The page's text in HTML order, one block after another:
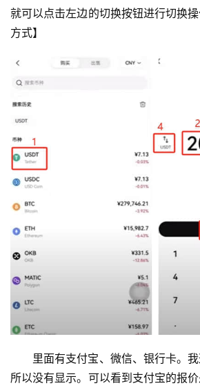
就可以点击左边的切换按钮进行切换
方式】
里面有支付宝、微信、银行卡。
所以没有显示。可以看到支付宝的报